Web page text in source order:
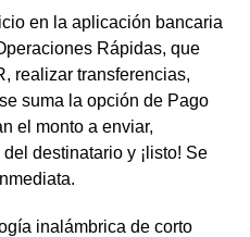
en la aplicación bancaria
Rápidas, que
realizar transferencias,
suma la opción de Pago
el monto a enviar,
destinatario y ¡listo! Se
inalámbrica de corto